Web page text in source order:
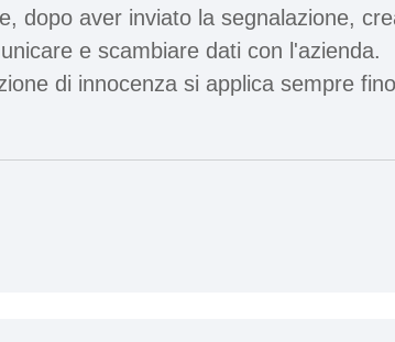
dopo aver inviato la segnalazione,
e scambiare dati con l'azienda.
di innocenza si applica sempre